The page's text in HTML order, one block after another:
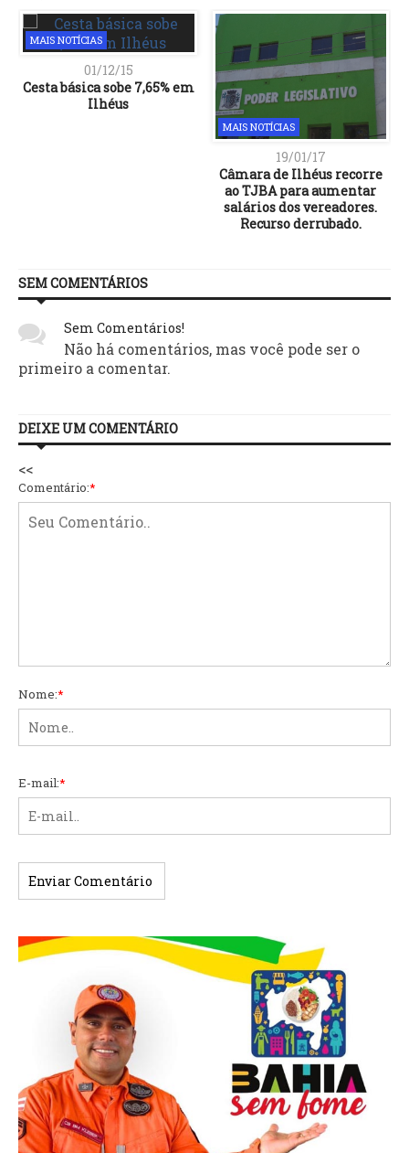
MAIS NOTÍCIAS
01/12/15
Cesta básica sobe 7,65% em
Ilhéus
MAIS NOTÍCIAS
19/01/17
Câmara de Ilhéus recorre
ao TJBA para aumentar
salários dos vereadores.
Recurso derrubado.
SEM COMENTÁRIOS
Sem Comentários!
Não há comentários, mas você pode ser o
primeiro a comentar.
DEIXE UM COMENTÁRIO
<<
Comentário:*
Nome:*
E-mail:*